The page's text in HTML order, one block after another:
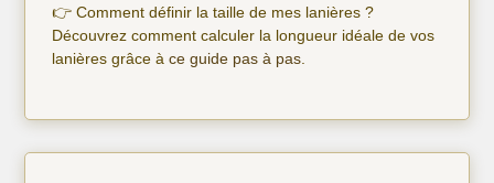
👉 Comment définir la taille de mes lanières ?
Découvrez comment calculer la longueur idéale de vos
lanières grâce àce guide pas à pas